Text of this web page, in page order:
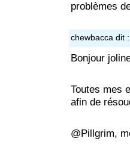
problèmes
chewbacca dit :
Bonjour
Toutes mes
afin de
@Pillgrim,